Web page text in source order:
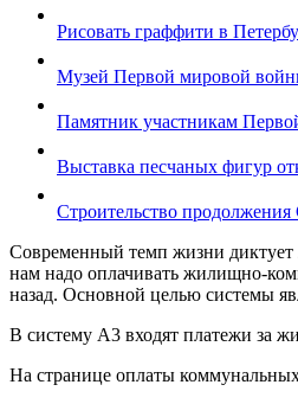
Рисовать граффити в
Музей Первой мировой
Памятник участникам
Выставка песчаных фигур
Строительство продолжения
Современный темп жизни диктует
нам надо оплачивать жилищно-
назад. Основной целью системы
В систему А3 входят платежи за
На странице оплаты